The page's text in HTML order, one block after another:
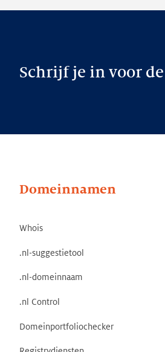
Schrijf je in voor
Domeinnamen
Whois
.nl-suggestietool
.nl-domeinnaam
.nl Control
Domeinportfoliochecker